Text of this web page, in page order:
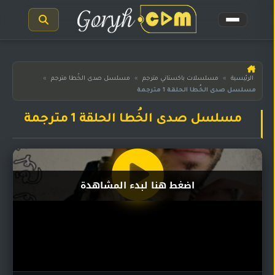
الرئيسية
مسلسلات
المترجمة
مسلسلات
مسلسلات
الرئيسية » مسلسلات باكستاني مترجم » مسلسل صدى الخُطا مترجم
»
مسلسل صدى الخُطا الحلقة 1 مترجمة
مسلسل صدى الخُطا الحلقة 1 مترجمة
اضغط هنا لبدء المشاهدة